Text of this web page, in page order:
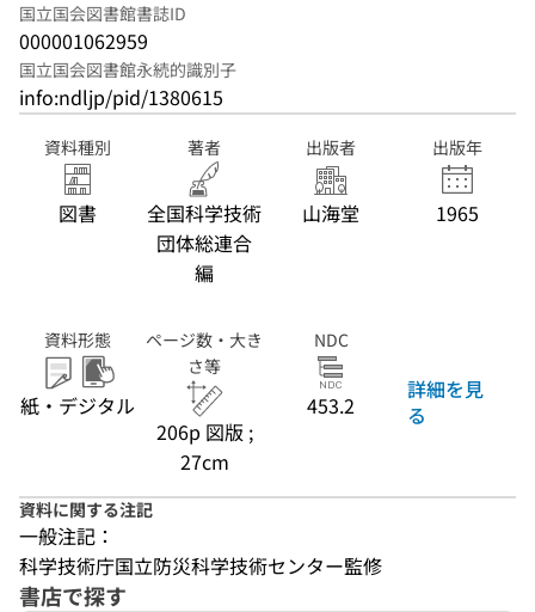
国立国会図書館書誌ID
000001062959
国立国会図書館永続的識別子
info:ndljp/pid/1380615
資料種別
図書
著者
全国科学技術
団体総連合
編
出版者
山海堂
出版年
1965
資料形態
紙・デジタル
ページ数・大き
さ等
206p 図版 ;
27cm
NDC
453.2
詳細を見
る
資料に関する注記
一般注記：
科学技術庁国立防災科学技術センター監修
書店で探す